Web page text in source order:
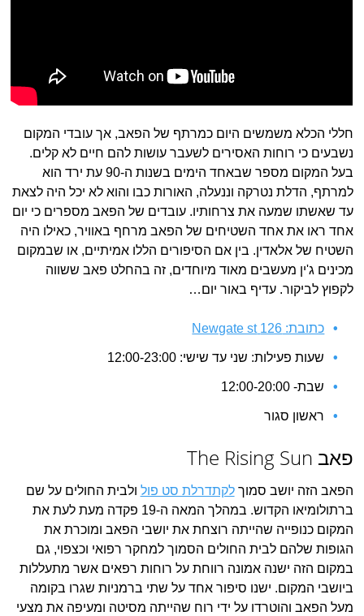
חללי הכלא משמשים היום כמרתף של הפאב, אך עובדי המקום
נשבעים כי רוחות האסירים לשעבר עושות להם חיים לא קלים.
בעל המקום מספר שבאחד הימים בשנות ה-90 עת ירד הוא
למרתף, הדלת נטרקה וננעלה, האורות כבו והוא לא יכל היה לצאת
עד שאשתו שמעה את צרחותיו. עובדים של הפאב מספרים כי יום
אחד ראו את אחד השטיחים של הפאב מרחף באוויר, כאילו היה
השטיח של אלאדין. בין אם הסיפורים הללו אמיתיים, או שבמקום
מכינים ג'ין מעשבים מאוד מיוחדים, זה בהחלט פאב ששווה
לקפוץ לביקור. עדיף באור יום…
כתובת: 126 Newgate st
שעות פעילות: שני עד שישי: 12:00-23:00
שבת- 12:00-20:00
ראשון סגור
פאב The Rising Sun
הפאב הזה יושב סמוךלקתדרלת סט פול ולבית החולים על שם
ברתולומיאו הקדוש. במהלך המאה ה-19 פקדה מעת לעת את
המקום כנופייה שהייתה רוצחת את יושבי הפאב ומוכרת את
הגופות שלהם לבית החולים הסמוך למחקר רפואי וכצפוי, גם
במקום הזה ישנה אמונה רווחת על רוחות רפאים אשר מתעללות
ביושבי המקום. ישנו סיפור אחד על שתי ברמניות שגרו בקומה
מעל הפאב והוטרדו על ידי רוח שהייתה מסיטה ומעיפה את מצעי